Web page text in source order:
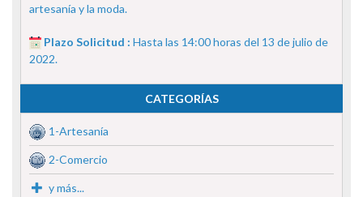
artesanía y la moda.
Plazo Solicitud : Hasta las 14:00 horas del 13 de julio de
2022.
CATEGORÍAS
1-Artesanía
2-Comercio
y más...